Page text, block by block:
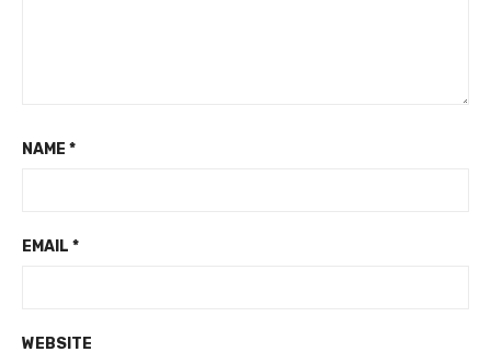
NAME *
EMAIL *
WEBSITE